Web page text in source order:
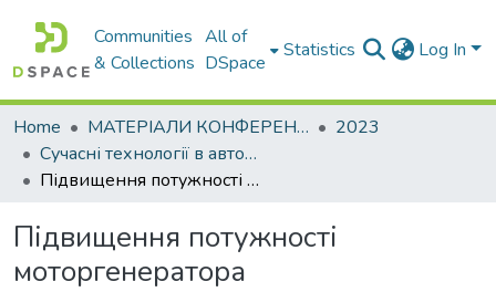
Communities
& Collections
All of
DSpace
Statistics Log In
Home МАТЕРІАЛИ КОНФЕРЕНЦІЙ
2023
Сучасні технології в автомобілебудуванні, транспорті та при підготовці фахівців
Підвищення потужності моторгенератора
Підвищення потужності
моторгенератора